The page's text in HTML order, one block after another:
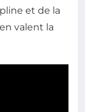
et de la
valent la